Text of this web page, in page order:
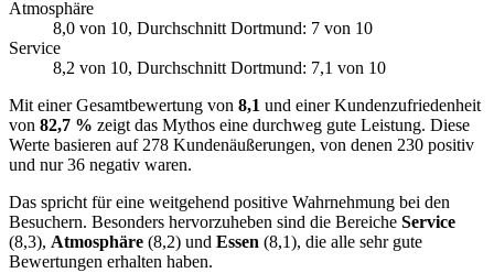
Atmosphäre
8,0 von 10, Durchschnitt Dortmund: 7 von 10
Service
8,2 von 10, Durchschnitt Dortmund: 7,1 von 10
Mit einer Gesamtbewertung von 8,1 und einer Kundenzufriedenheit
von 82,7 % zeigt das Mythos eine durchweg gute Leistung. Diese
Werte basieren auf 278 Kundenäußerungen, von denen 230 positiv
und nur 36 negativ waren.
Das spricht für eine weitgehend positive Wahrnehmung bei den
Besuchern. Besonders hervorzuheben sind die Bereiche Service
(8,3), Atmosphäre (8,2) und Essen (8,1), die alle sehr gute
Bewertungen erhalten haben.